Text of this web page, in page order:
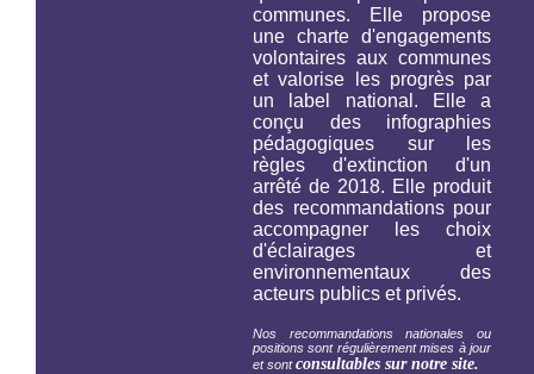
communes. Elle propose
une charte d'engagements
volontaires aux communes
et valorise les progrès par
un label national. Elle a
conçu des infographies
pédagogiques sur les
règles d'extinction d'un
arrêté de 2018. Elle produit
des recommandations pour
accompagner les choix
d'éclairages et
environnementaux des
acteurs publics et privés.
Nos recommandations nationales ou
positions sont régulièrement mises à jour
et sontconsultables sur notre site.